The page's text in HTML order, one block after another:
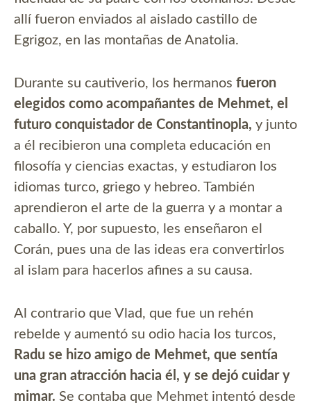
allí fueron enviados al aislado castillo de
Egrigoz, en las montañas de Anatolia.
Durante su cautiverio, los hermanos fueron
elegidos como acompañantes de Mehmet, el
futuro conquistador de Constantinopla, y junto
a él recibieron una completa educación en
filosofía y ciencias exactas, y estudiaron los
idiomas turco, griego y hebreo. También
aprendieron el arte de la guerra y a montar a
caballo. Y, por supuesto, les enseñaron el
Corán, pues una de las ideas era convertirlos
al islam para hacerlos afines a su causa.
Al contrario que Vlad, que fue un rehén
rebelde y aumentó su odio hacia los turcos,
Radu se hizo amigo de Mehmet, que sentía
una gran atracción hacia él, y se dejó cuidar y
mimar. Se contaba que Mehmet intentó desde